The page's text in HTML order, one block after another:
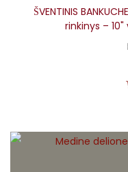
ŠVENTINIS
rinkinys –